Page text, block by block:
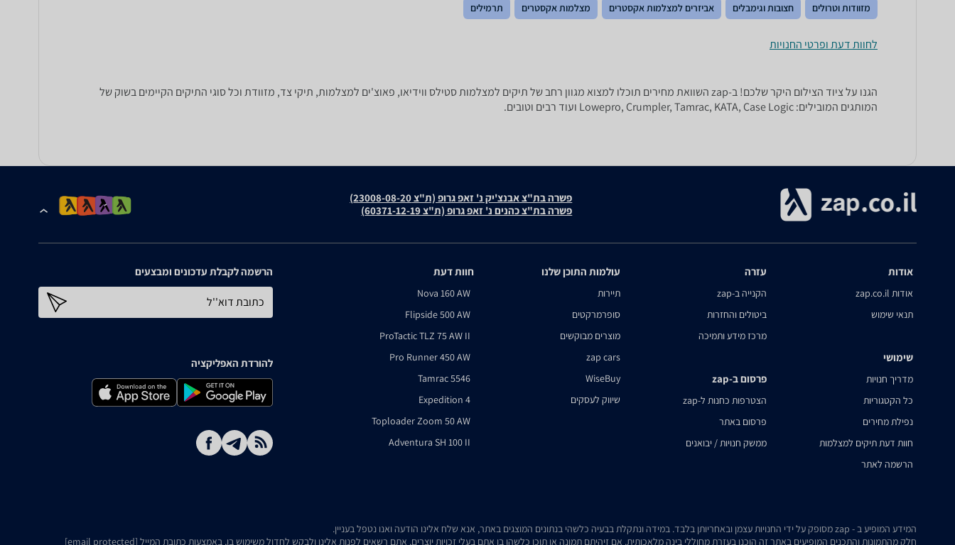
מזוודות וטרולים חצובות וגימבלים אביזרים למצלמות אקסטרים מצלמות אקסטרים תרמילים
לחוות דעת ופרטי החנויות
הגנו על ציוד הצילום היקר שלכם! ב-zap השוואת מחירים תוכלו למצוא מגוון רחב של תיקים למצלמות סטילס ווידיאו, פאוצ'ים למצלמות, תיקי צד, מזוודת וכל סוגי התיקים הקיימים בשוק של
המותגים המובילים: Lowepro, Crumpler, Tamrac, KATA, Case Logic ועוד רבים וטובים.
פשרה בת"צ אבנצ'יק נ' זאפ גרופ (ת"צ 23008-08-20)
פשרה בת"צ כהנים נ' זאפ גרופ (ת"צ 60371-12-19)
אודות
אודות zap.co.il
תנאי שימוש
שימושי
מדריך חנויות
כל הקטגוריות
נפילת מחירים
חוות דעת תיקים למצלמות
הרשמה לאתר
עזרה
הקנייה ב-zap
ביטולים והחזרות
מרכז מידע ותמיכה
פרסום ב-zap
הצטרפות כחנות ל-zap
פרסום באתר
ממשק חנויות / יבואנים
עולמות התוכן שלנו
תיירות
סופרמרקטים
מוצרים מבוקשים
zap cars
WiseBuy
שיווק לעסקים
חוות דעת
Nova 160 AW
Flipside 500 AW
ProTactic TLZ 75 AW II
Pro Runner 450 AW
Tamrac 5546
Expedition 4
Toploader Zoom 50 AW
Adventura SH 100 II
הרשמה לקבלת עדכונים ומבצעים
כתובת דוא''ל
להורדת האפליקציה
המידע המופיע ב - zap מסופק על ידי החנויות עצמן ובאחריותן בלבד. במידה ונתקלת בבעיה כלשהי בנתונים המוצגים באתר, אנא שלח אלינו הודעה ואנו נטפל בעניין.
חלק מהתמונות והתכנים המופיעים באתר זה הוכנו בעזרת מחוללי בינה מלאכותית. אם זיהיתם תמונה או תוכן כלשהו בו אתם בעלי זכויות יוצרים, אתם רשאים לפנות אלינו ולבקש לחדול משימוש בו, באמצעות כתובת המייל [email protected]